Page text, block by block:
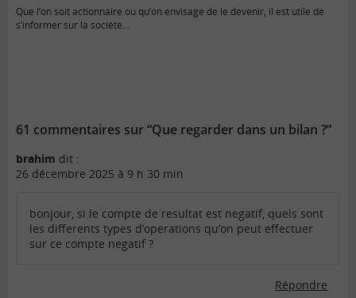
Que l’on soit actionnaire ou qu’on envisage de le devenir, il est utile de
s’informer sur la société…
61 commentaires sur “Que regarder dans un bilan ?”
brahim dit :
26 décembre 2025 à 9 h 30 min
bonjour, si le compte de resultat est negatif, quels sont
les differents types d’operations qu’on peut effectuer
sur ce compte negatif ?
Répondre